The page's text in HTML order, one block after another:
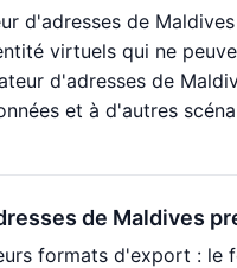
d'adresses de
virtuels qui ne
d'adresses de
et à d'autres
de Maldives
formats d'export : le